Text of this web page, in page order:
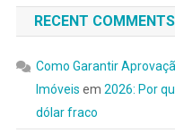
RECENT COMMENTS
Como Garantir
Imóveis em 2026: Por
dólar fraco